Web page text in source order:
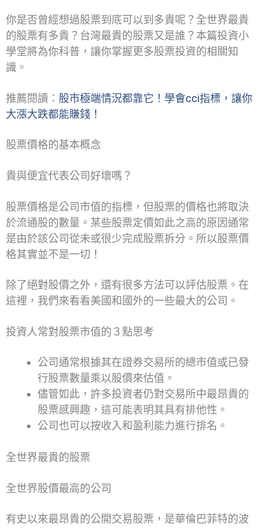
你是否曾經想過股票到底可以到多貴呢？全世界最貴
的股票有多貴？台灣最貴的股票又是誰？本篇投資小
學堂將為你科普，讓你掌握更多股票投資的相關知
識。
推薦閱讀： 股市極端情況都靠它！學會cci指標，讓你
大漲大跌都能賺錢！
股票價格的基本概念
貴與便宜代表公司好壞嗎？
股票價格是公司市值的指標，但股票的價格也將取決
於流通股的數量。某些股票定價如此之高的原因通常
是由於該公司從未或很少完成股票拆分。所以股票價
格其實並不是一切！
除了絕對股價之外，還有很多方法可以評估股票。在
這裡，我們來看看美國和國外的一些最大的公司。
投資人常對股票市值的３點思考
公司通常根據其在證券交易所的總市值或已發
行股票數量乘以股價來估值。
儘管如此，許多投資者仍對交易所中最昂貴的
股票感興趣，這可能表明其具有排他性。
公司也可以按收入和盈利能力進行排名。
全世界最貴的股票
全世界股價最高的公司
有史以來最昂貴的公開交易股票，是華倫巴菲特的波